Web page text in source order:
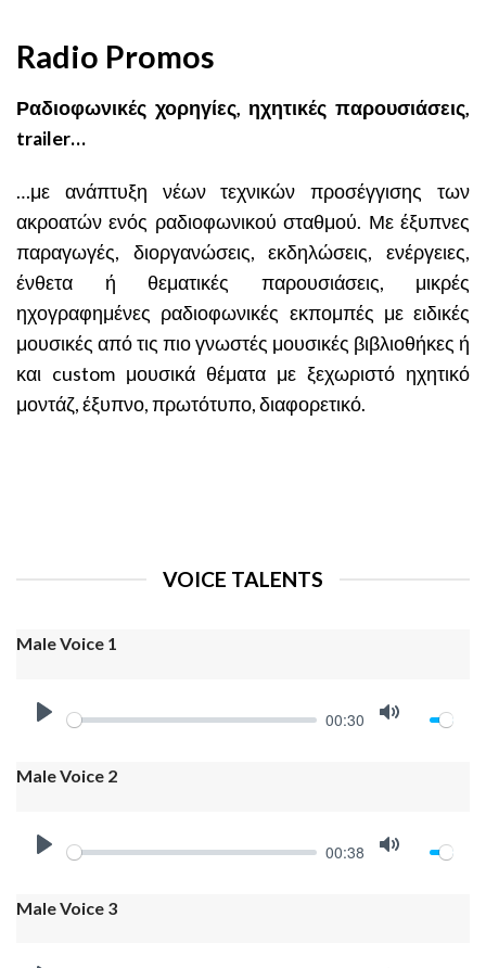
Radio Promos
Ραδιοφωνικές χορηγίες, ηχητικές παρουσιάσεις,
trailer…
…με ανάπτυξη νέων τεχνικών προσέγγισης των
ακροατών ενός ραδιοφωνικού σταθμού. Με έξυπνες
παραγωγές, διοργανώσεις, εκδηλώσεις, ενέργειες,
ένθετα ή θεματικές παρουσιάσεις, μικρές
ηχογραφημένες ραδιοφωνικές εκπομπές με ειδικές
μουσικές από τις πιο γνωστές μουσικές βιβλιοθήκες ή
και custom μουσικά θέματα με ξεχωριστό ηχητικό
μοντάζ, έξυπνο, πρωτότυπο, διαφορετικό.
VOICE TALENTS
Male Voice 1
PLAY
00:30
Male Voice 2
PLAY
00:38
Male Voice 3